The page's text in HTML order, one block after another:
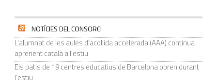
NOTÍCIES DEL CONSORCI
L’alumnat de les aules d’acollida accelerada (AAA) continua
aprenent català a l'estiu
Els patis de 19 centres educatius de Barcelona obren durant
l’estiu